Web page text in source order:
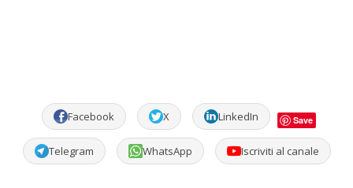
Facebook X LinkedIn Save
Telegram WhatsApp Iscriviti al canale